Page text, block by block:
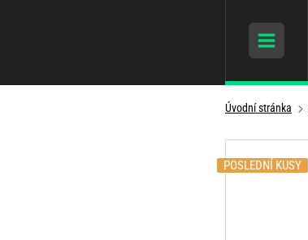
Úvodní stránka
POSLEDNÍ KUSY